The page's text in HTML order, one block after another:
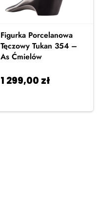
Figurka Porcelanowa
Tęczowy Tukan 354 –
As Ćmielów
1 299,00 zł